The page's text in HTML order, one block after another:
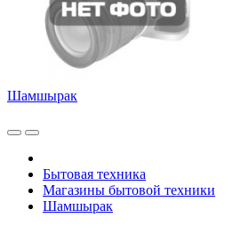
Шамшырак
Бытовая техника
Магазины бытовой техники
Шамшырак